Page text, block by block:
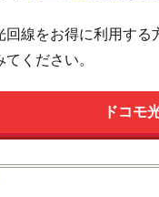
回線をお得に利用す
ください。
ドコモ